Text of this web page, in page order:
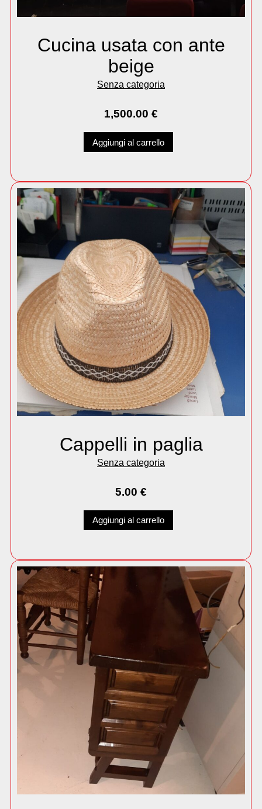
Cucina usata con ante
beige
Senza categoria
1,500.00 €
Aggiungi al carrello
Cappelli in paglia
Senza categoria
5.00 €
Aggiungi al carrello